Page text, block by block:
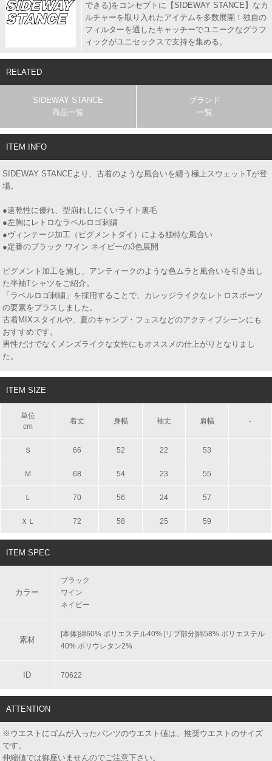
できる)をコンセプトに【SIDEWAY STANCE】なカ
ルチャーを取り入れたアイテムを多数展開！独自の
フィルターを通したキャッチーでユニークなグラフ
ィックがユニセックスで支持を集める。
RELATED
SIDEWAY STANCE
商品一覧
ブランド
一覧
ITEM INFO
SIDEWAY STANCEより、古着のような風合いを纏う極上スウェットTが登
場。
●速乾性に優れ、型崩れしにくいライト裏毛
●左胸にレトロなラベルロゴ刺繍
●ヴィンテージ加工（ピグメントダイ）による独特な風合い
●定番のブラック ワイン ネイビーの3色展開
ピグメント加工を施し、アンティークのような色ムラと風合いを引き出し
た半袖Tシャツをご紹介。
「ラベルロゴ刺繍」を採用することで、カレッジライクなレトロスポーツ
の要素をプラスしました。
古着MIXスタイルや、夏のキャンプ・フェスなどのアクティブシーンにも
おすすめです。
男性だけでなくメンズライクな女性にもオススメの仕上がりとなりまし
た。
ITEM SIZE
単位
cm
着丈 身幅 袖丈 肩幅 -
Ｓ 66 52 22 53
Ｍ 68 54 23 55
Ｌ 70 56 24 57
ＸＬ 72 58 25 59
ITEM SPEC
カラー
ブラック
ワイン
ネイビー
素材
[本体]綿60% ポリエステル40% [リブ部分]綿58% ポリエステル
40% ポリウレタン2%
ID 70622
ATTENTION
※ウエストにゴムが入ったパンツのウエスト値は、推奨ウエストのサイズ
です。
伸縮値では御座いませんのでご注意下さい。